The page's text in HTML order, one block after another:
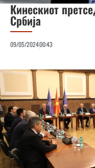
Кинескиот
Србија
09/05/202400:43